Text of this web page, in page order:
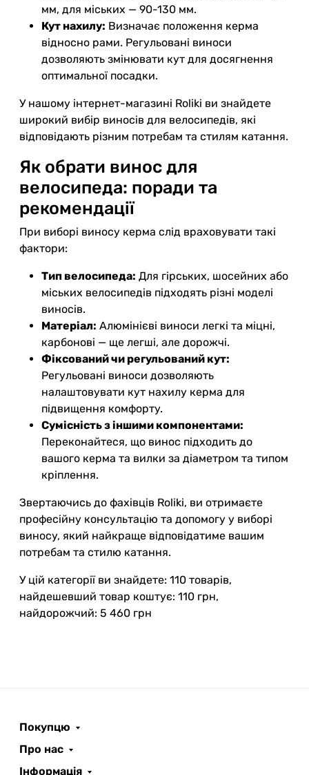
мм, для міських — 90-130 мм.
Кут нахилу: Визначає положення керма
відносно рами. Регульовані виноси
дозволяють змінювати кут для досягнення
оптимальної посадки.
У нашому інтернет-магазині Roliki ви знайдете
широкий вибір виносів для велосипедів, які
відповідають різним потребам та стилям катання.
Як обрати винос для
велосипеда: поради та
рекомендації
При виборі виносу керма слід враховувати такі
фактори:
Тип велосипеда: Для гірських, шосейних або
міських велосипедів підходять різні моделі
виносів.
Матеріал: Алюмінієві виноси легкі та міцні,
карбонові — ще легші, але дорожчі.
Фіксований чи регульований кут:
Регульовані виноси дозволяють
налаштовувати кут нахилу керма для
підвищення комфорту.
Сумісність з іншими компонентами:
Переконайтеся, що винос підходить до
вашого керма та вилки за діаметром та типом
кріплення.
Звертаючись до фахівців Roliki, ви отримаєте
професійну консультацію та допомогу у виборі
виносу, який найкраще відповідатиме вашим
потребам та стилю катання.
У цій категорії ви знайдете: 110 товарів,
найдешевший товар коштує: 110 грн,
найдорожчий: 5 460 грн
Покупцю
Про нас
Інформація